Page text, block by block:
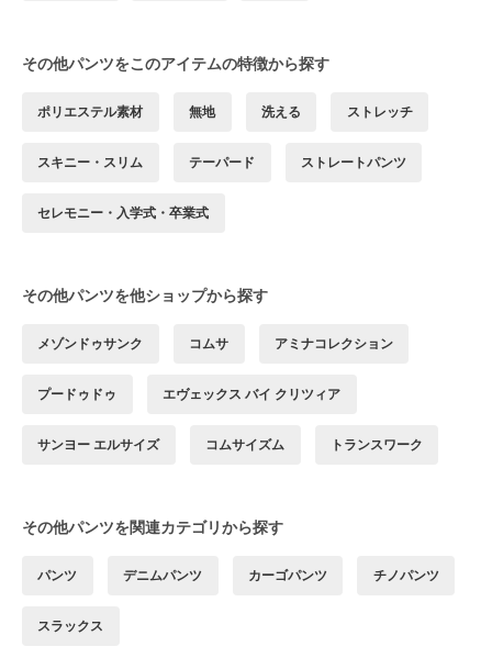
その他パンツをこのアイテムの特徴から探す
ポリエステル素材 無地 洗える ストレッチ
スキニー・スリム テーパード ストレートパンツ
セレモニー・入学式・卒業式
その他パンツを他ショップから探す
メゾンドゥサンク コムサ アミナコレクション
プードゥドゥ エヴェックス バイ クリツィア
サンヨー エルサイズ コムサイズム トランスワーク
その他パンツを関連カテゴリから探す
パンツ デニムパンツ カーゴパンツ チノパンツ
スラックス